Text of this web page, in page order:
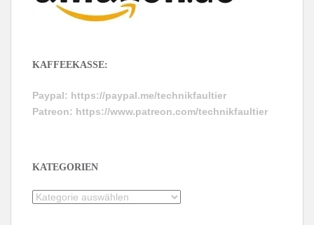
KAFFEEKASSE:
Paypal: https://paypal.me/technikfaultier
Patreon: https://www.patreon.com/technikfaultier
KATEGORIEN
Kategorien